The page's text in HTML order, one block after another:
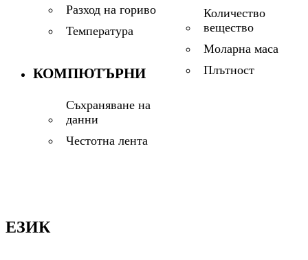
Разход на гориво
Температура
КОМПЮТЪРНИ
Съхраняване на
данни
Честотна лента
Количество
вещество
Моларна маса
Плътност
ЕЗИК